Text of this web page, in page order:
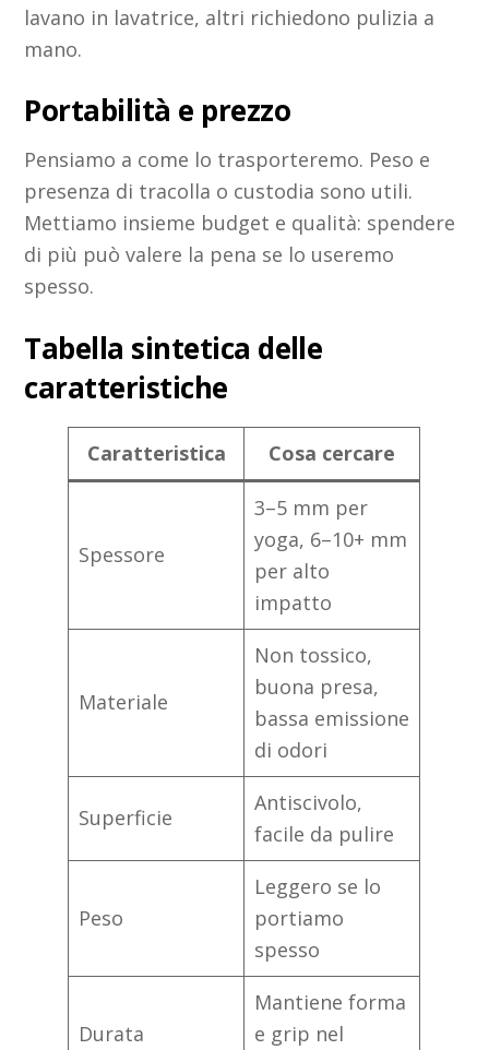
lavano in lavatrice, altri richiedono pulizia a
mano.
Portabilità e prezzo
Pensiamo a come lo trasporteremo. Peso e
presenza di tracolla o custodia sono utili.
Mettiamo insieme budget e qualità: spendere
di più può valere la pena se lo useremo
spesso.
Tabella sintetica delle
caratteristiche
Caratteristica Cosa cercare
Spessore
3–5 mm per
yoga, 6–10+ mm
per alto
impatto
Materiale
Non tossico,
buona presa,
bassa emissione
di odori
Superficie
Antiscivolo,
facile da pulire
Peso
Leggero se lo
portiamo
spesso
Durata
Mantiene forma
e grip nel